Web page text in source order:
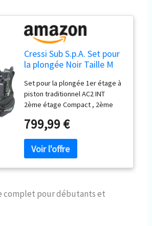
Cressi Sub S.p.A. Set pour
la plongée Noir Taille M
Set pour la plongée 1er étage à
piston traditionnel AC2 INT
2ème étage Compact , 2ème
stabilisateur Start Mini
manomètre
799,99 €
complet pour débutants et